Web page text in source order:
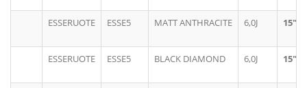
ESSERUOTE ESSE5 MATT ANTHRACITE 6,0J 15"
ESSERUOTE ESSE5 BLACK DIAMOND 6,0J 15"